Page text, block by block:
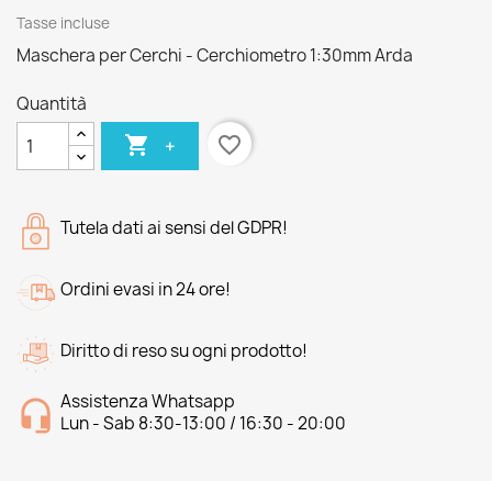
Tasse incluse
Maschera per Cerchi - Cerchiometro 1:30mm Arda
Quantità
 + favorite_border
Tutela dati ai sensi del GDPR!
Ordini evasi in 24 ore!
Diritto di reso su ogni prodotto!
Assistenza Whatsapp
Lun - Sab 8:30-13:00 / 16:30 - 20:00